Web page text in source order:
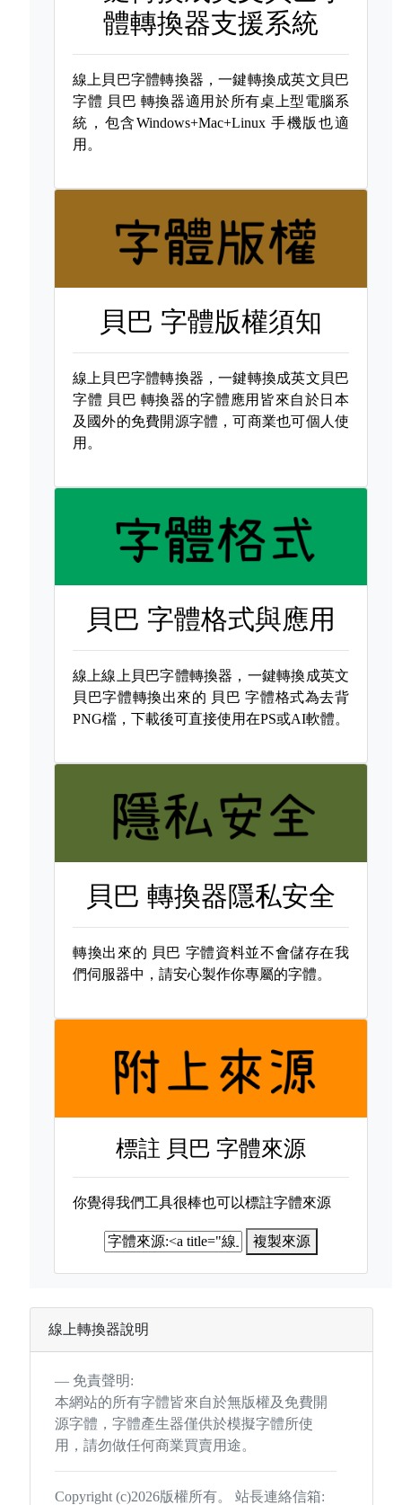
體轉換器支援系統
線上貝巴字體轉換器，一鍵轉換成英文貝巴
字體 貝巴 轉換器適用於所有桌上型電腦系
統，包含Windows+Mac+Linux 手機版也適
用。
貝巴 字體版權須知
線上貝巴字體轉換器，一鍵轉換成英文貝巴
字體 貝巴 轉換器的字體應用皆來自於日本
及國外的免費開源字體，可商業也可個人使
用。
貝巴 字體格式與應用
線上線上貝巴字體轉換器，一鍵轉換成英文
貝巴字體轉換出來的 貝巴 字體格式為去背
PNG檔，下載後可直接使用在PS或AI軟體。
貝巴 轉換器隱私安全
轉換出來的 貝巴 字體資料並不會儲存在我
們伺服器中，請安心製作你專屬的字體。
標註 貝巴 字體來源
你覺得我們工具很棒也可以標註字體來源
複製來源
線上轉換器說明
免責聲明:
本網站的所有字體皆來自於無版權及免費開
源字體，字體產生器僅供於模擬字體所使
用，請勿做任何商業買賣用途。
Copyright (c)2026版權所有。 站長連絡信箱: